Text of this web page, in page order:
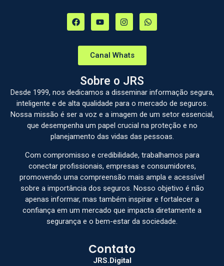
Canal Whats
Sobre o JRS
Desde 1999, nos dedicamos a disseminar informação segura,
inteligente e de alta qualidade para o mercado de seguros.
Nossa missão é ser a voz e a imagem de um setor essencial,
que desempenha um papel crucial na proteção e no
planejamento das vidas das pessoas.
Com compromisso e credibilidade, trabalhamos para
conectar profissionais, empresas e consumidores,
promovendo uma compreensão mais ampla e acessível
sobre a importância dos seguros. Nosso objetivo é não
apenas informar, mas também inspirar e fortalecer a
confiança em um mercado que impacta diretamente a
segurança e o bem-estar da sociedade.
Contato
JRS.Digital